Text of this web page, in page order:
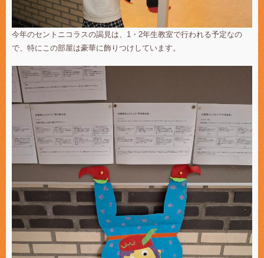
今年のセントニコラスの謁見は、1・2年生教室で行われる予定なの
で、特にこの部屋は豪華に飾りつけしています。